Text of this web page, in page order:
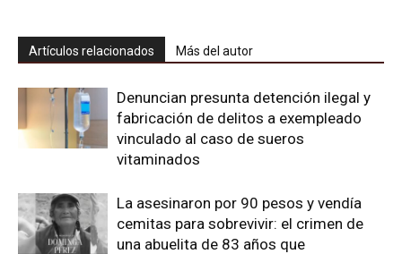
Artículos relacionados Más del autor
Denuncian presunta detención ilegal y
fabricación de delitos a exempleado
vinculado al caso de sueros
vitaminados
La asesinaron por 90 pesos y vendía
cemitas para sobrevivir: el crimen de
una abuelita de 83 años que